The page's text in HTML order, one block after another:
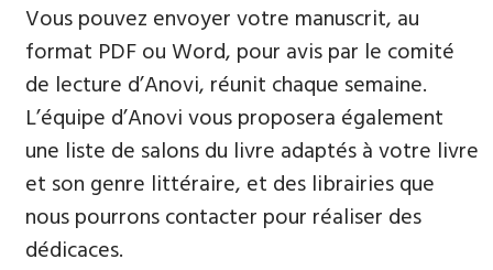
Vous pouvez envoyer votre manuscrit, au
format PDF ou Word, pour avis par le comité
de lecture d’Anovi, réunit chaque semaine.
L’équipe d’Anovi vous proposera également
une liste de salons du livre adaptés à votre livre
et son genre littéraire, et des librairies que
nous pourrons contacter pour réaliser des
dédicaces.